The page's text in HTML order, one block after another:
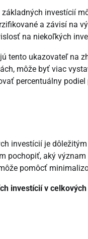
investícií
a závisí na
na niekoľkých
tento ukazovateľ na
môže byť viac
percentuálny
investícií je
pochopiť, aký
pomôcť
investícií v